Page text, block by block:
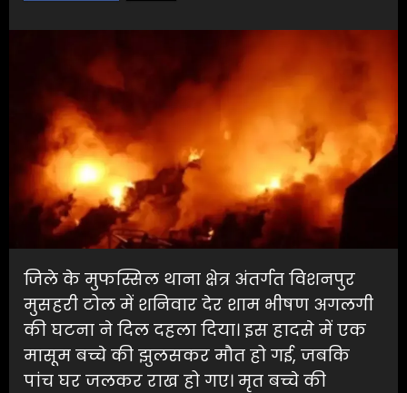
जिले के मुफस्सिल थाना क्षेत्र अंतर्गत विशनपुर
मुसहरी टोल में शनिवार देर शाम भीषण अगलगी
की घटना ने दिल दहला दिया। इस हादसे में एक
मासूम बच्चे की झुलसकर मौत हो गई, जबकि
पांच घर जलकर राख हो गए। मृत बच्चे की